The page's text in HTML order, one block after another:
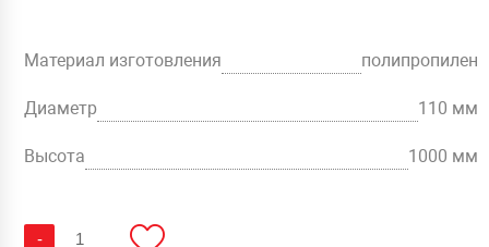
Материал изготовления полипропилен
Диаметр 110 мм
Высота 1000 мм
-
Количество